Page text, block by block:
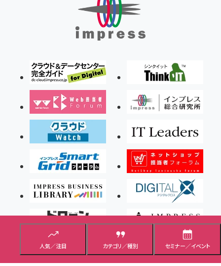
人気／注目 カテゴリ／種別 セミナー／イベント